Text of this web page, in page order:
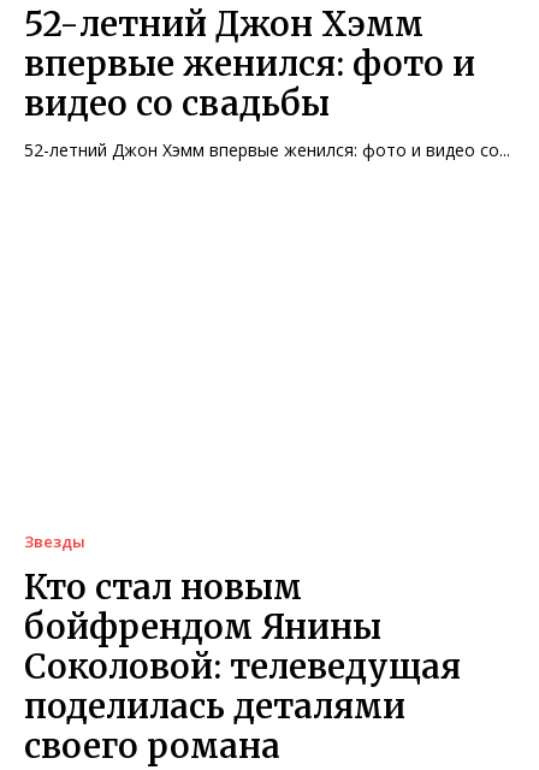
52-летний Джон Хэмм
впервые женился: фото и
видео со свадьбы
52-летний Джон Хэмм впервые женился: фото и видео со...
Звезды
Кто стал новым
бойфрендом Янины
Соколовой: телеведущая
поделилась деталями
своего романа